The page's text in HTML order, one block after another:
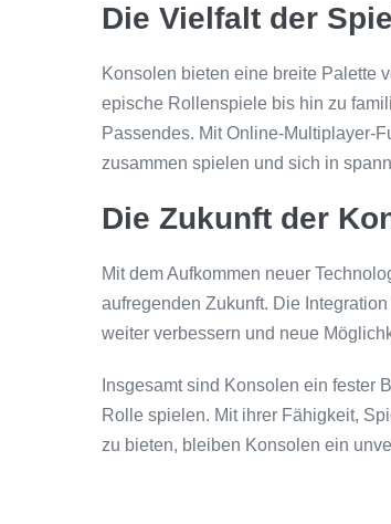
Die Vielfalt der
Konsolen bieten eine breite Palette
epische Rollenspiele bis hin zu
Passendes. Mit Online-Multiplayer-
zusammen spielen und sich in
Die Zukunft der
Mit dem Aufkommen neuer
aufregenden Zukunft. Die
weiter verbessern und neue
Insgesamt sind Konsolen ein fester
Rolle spielen. Mit ihrer Fähigkeit,
zu bieten, bleiben Konsolen ein